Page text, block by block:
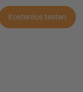
Kostenlos testen